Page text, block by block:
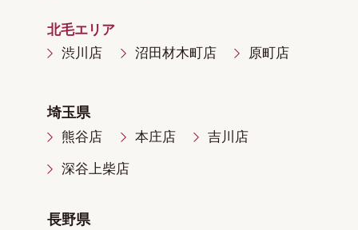
北毛エリア
渋川店
沼田材木町店 原町店
埼玉県
熊谷店 本庄店 吉川店
深谷上柴店
長野県